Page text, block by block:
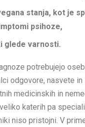
stanja, kot je
psihoze,
glede varnosti.
potrebujejo
odgovore, nasvete in
medicinskih in
katerih pa
niso pristojni. V